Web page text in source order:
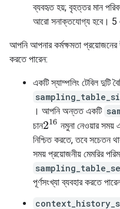
ব্যবহৃত হয়; বৃহত্তর মান
আরো সনাক্তযোগ্য হবে। 5
আপনি আপনার কর্মক্ষমতা প্রয়োজনের
করতে পারেন:
একটি স্যাম্পলিং টেবিল দুটি
। আপনি অন্তত একটি
চান216 নমুনা নেওয়ার সময়
নিশ্চিত করতে, তবে সচেতন
সময় প্রয়োজনীয় মেমরির
পূর্ণসংখ্যা ব্যবহার করতে